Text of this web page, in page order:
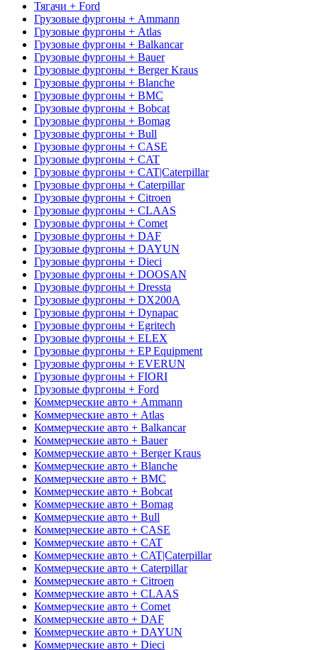
Тягачи + Ford
Грузовые фургоны + Ammann
Грузовые фургоны + Atlas
Грузовые фургоны + Balkancar
Грузовые фургоны + Bauer
Грузовые фургоны + Berger Kraus
Грузовые фургоны + Blanche
Грузовые фургоны + BMC
Грузовые фургоны + Bobcat
Грузовые фургоны + Bomag
Грузовые фургоны + Bull
Грузовые фургоны + CASE
Грузовые фургоны + CAT
Грузовые фургоны + CAT|Caterpillar
Грузовые фургоны + Caterpillar
Грузовые фургоны + Citroen
Грузовые фургоны + CLAAS
Грузовые фургоны + Comet
Грузовые фургоны + DAF
Грузовые фургоны + DAYUN
Грузовые фургоны + Dieci
Грузовые фургоны + DOOSAN
Грузовые фургоны + Dressta
Грузовые фургоны + DX200A
Грузовые фургоны + Dynapac
Грузовые фургоны + Egritech
Грузовые фургоны + ELEX
Грузовые фургоны + EP Equipment
Грузовые фургоны + EVERUN
Грузовые фургоны + FIORI
Грузовые фургоны + Ford
Коммерческие авто + Ammann
Коммерческие авто + Atlas
Коммерческие авто + Balkancar
Коммерческие авто + Bauer
Коммерческие авто + Berger Kraus
Коммерческие авто + Blanche
Коммерческие авто + BMC
Коммерческие авто + Bobcat
Коммерческие авто + Bomag
Коммерческие авто + Bull
Коммерческие авто + CASE
Коммерческие авто + CAT
Коммерческие авто + CAT|Caterpillar
Коммерческие авто + Caterpillar
Коммерческие авто + Citroen
Коммерческие авто + CLAAS
Коммерческие авто + Comet
Коммерческие авто + DAF
Коммерческие авто + DAYUN
Коммерческие авто + Dieci